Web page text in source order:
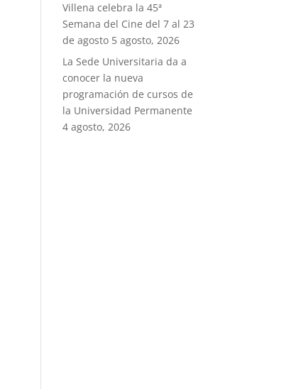
Villena celebra la 45ª
Semana del Cine del 7 al 23
de agosto 5 agosto, 2026
La Sede Universitaria da a
conocer la nueva
programación de cursos de
la Universidad Permanente
4 agosto, 2026